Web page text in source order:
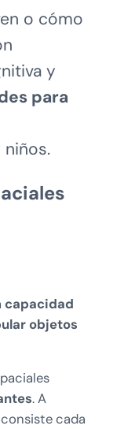
o cómo
y
para
capacidad
objetos
. A
cada